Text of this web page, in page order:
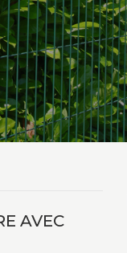
AVEC